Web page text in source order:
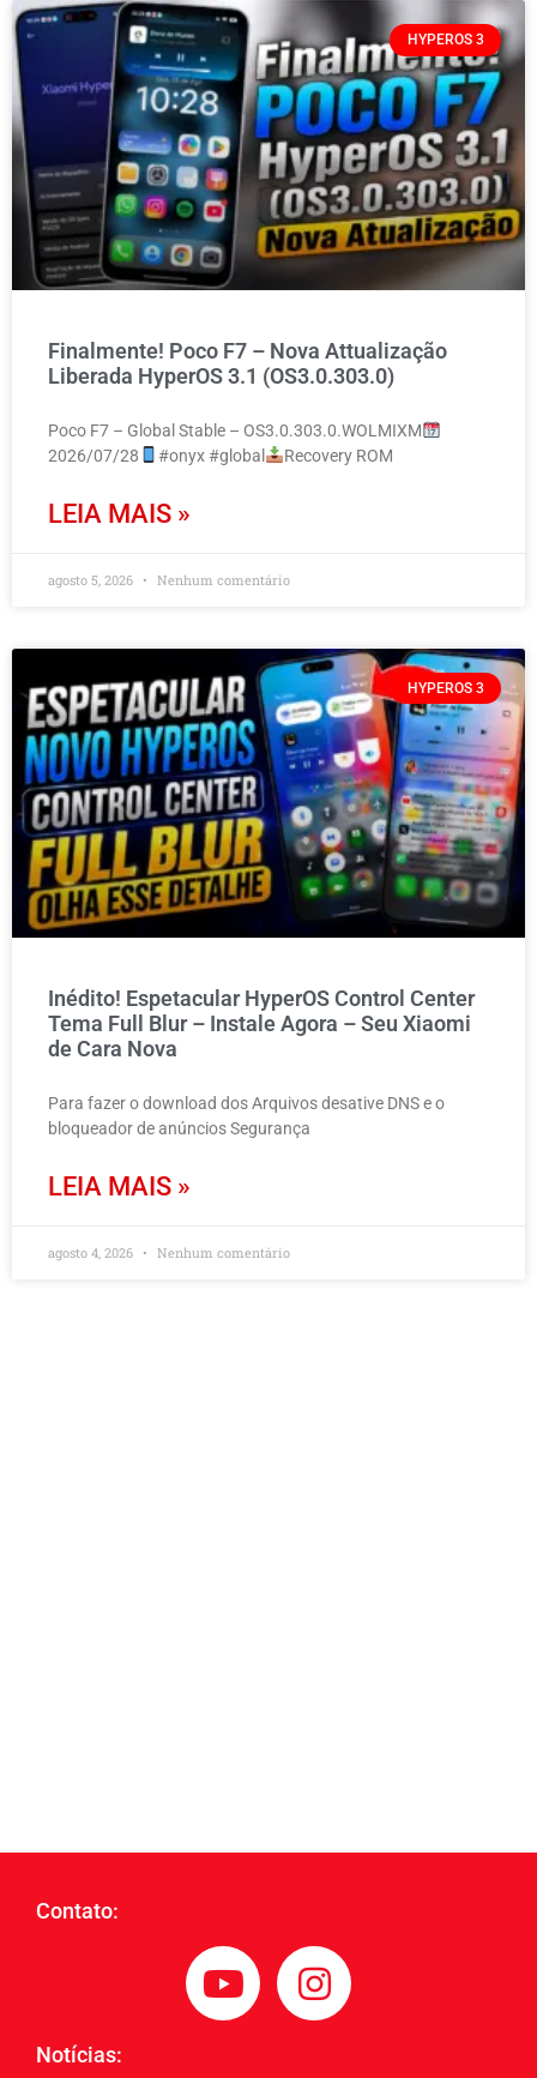
HYPEROS 3
Finalmente! Poco F7 – Nova Attualização
Liberada HyperOS 3.1 (OS3.0.303.0)
Poco F7 – Global Stable – OS3.0.303.0.WOLMIXM
2026/07/28
#onyx #global Recovery ROM
LEIA MAIS »
agosto 5, 2026 Nenhum comentário
HYPEROS 3
Inédito! Espetacular HyperOS Control Center
Tema Full Blur – Instale Agora – Seu Xiaomi
de Cara Nova
Para fazer o download dos Arquivos desative DNS e o
bloqueador de anúncios Segurança
LEIA MAIS »
agosto 4, 2026 Nenhum comentário
Contato:
Notícias: